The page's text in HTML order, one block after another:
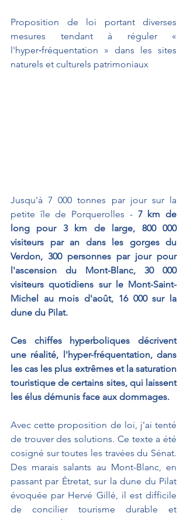
Proposition de loi portant diverses
mesures tendant à réguler «
l'hyper‑fréquentation » dans les sites
naturels et culturels patrimoniaux
Jusqu'à 7 000 tonnes par jour sur la
petite île de Porquerolles - 7 km de
long pour 3 km de large, 800 000
visiteurs par an dans les gorges du
Verdon, 300 personnes par jour pour
l'ascension du Mont-Blanc, 30 000
visiteurs quotidiens sur le Mont-Saint-
Michel au mois d'août, 16 000 sur la
dune du Pilat.
Ces chiffes hyperboliques décrivent
une réalité, l'hyper-fréquentation, dans
les cas les plus extrêmes et la saturation
touristique de certains sites, qui laissent
les élus démunis face aux dommages.
Avec cette proposition de loi, j'ai tenté
de trouver des solutions. Ce texte a été
cosigné sur toutes les travées du Sénat.
Des marais salants au Mont-Blanc, en
passant par Étretat, sur la dune du Pilat
évoquée par Hervé Gillé, il est difficile
de concilier tourisme durable et